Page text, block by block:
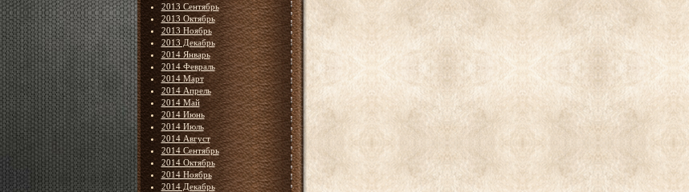
2013 Сентябрь
2013 Октябрь
2013 Ноябрь
2013 Декабрь
2014 Январь
2014 Февраль
2014 Март
2014 Апрель
2014 Май
2014 Июнь
2014 Июль
2014 Август
2014 Сентябрь
2014 Октябрь
2014 Ноябрь
2014 Декабрь